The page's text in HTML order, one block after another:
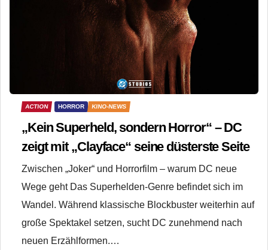
ACTION HORROR KINO-NEWS
„Kein Superheld, sondern Horror“ – DC
zeigt mit „Clayface“ seine düsterste Seite
Zwischen „Joker“ und Horrorfilm – warum DC neue
Wege geht Das Superhelden-Genre befindet sich im
Wandel. Während klassische Blockbuster weiterhin auf
große Spektakel setzen, sucht DC zunehmend nach
neuen Erzählformen.…